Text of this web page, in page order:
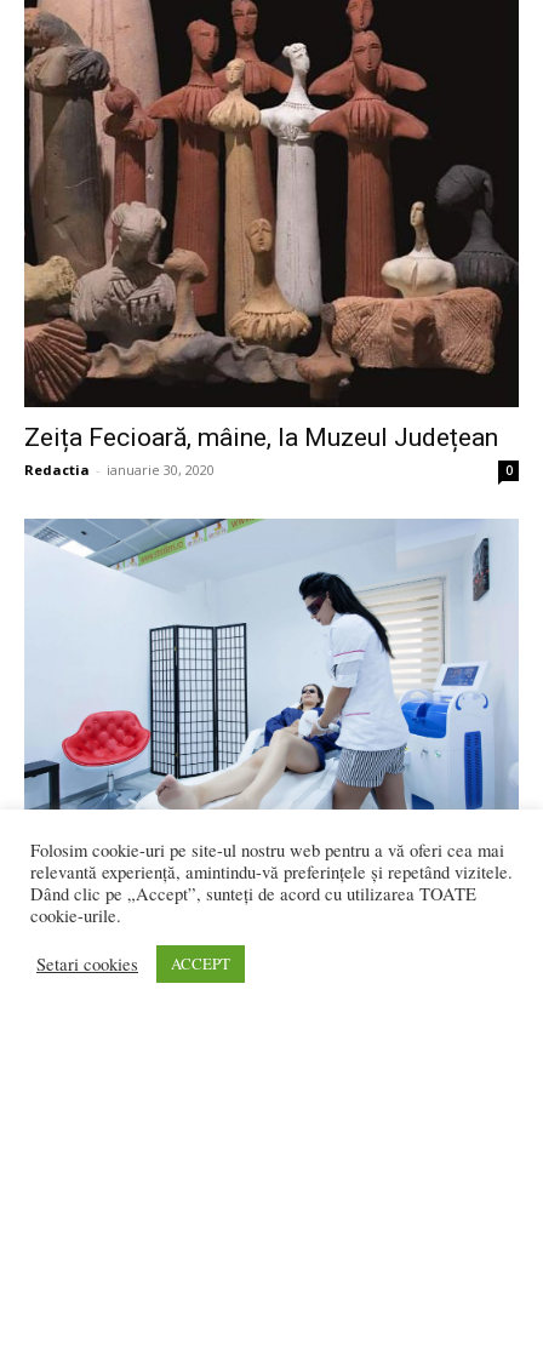
Zeița Fecioară, mâine, la Muzeul Județean
Redactia - ianuarie 30, 2020 0
Salon SEDUCTIVE: 50 la sută REDUCERE la
TOATE procedurile de înfrumusețare,...
- octombrie 29, 2018
Folosim cookie-uri pe site-ul nostru web pentru a vă oferi cea mai
relevantă experiență, amintindu-vă preferințele și repetând vizitele.
Dând clic pe „Accept”, sunteți de acord cu utilizarea TOATE
cookie-urile.
Setari cookies ACCEPT